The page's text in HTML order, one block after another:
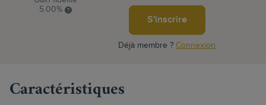
5.00%
S'inscrire
Déjà membre ? Connexion
Caractéristiques